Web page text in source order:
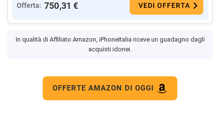
Offerta: 750,31 € VEDI OFFERTA
In qualità di Affiliato Amazon, iPhoneItalia riceve un guadagno dagli
acquisti idonei.
OFFERTE AMAZON DI OGGI